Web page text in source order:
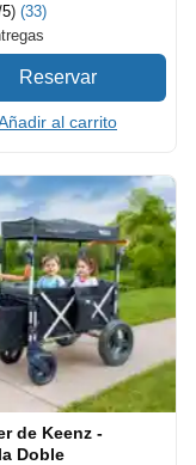
) (33)
al carrito
de Keenz -
Doble